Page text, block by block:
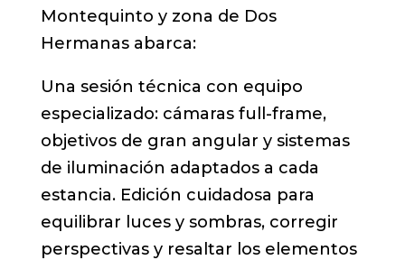
Montequinto y zona de Dos
Hermanas abarca:
Una sesión técnica con equipo
especializado: cámaras full-frame,
objetivos de gran angular y sistemas
de iluminación adaptados a cada
estancia. Edición cuidadosa para
equilibrar luces y sombras, corregir
perspectivas y resaltar los elementos